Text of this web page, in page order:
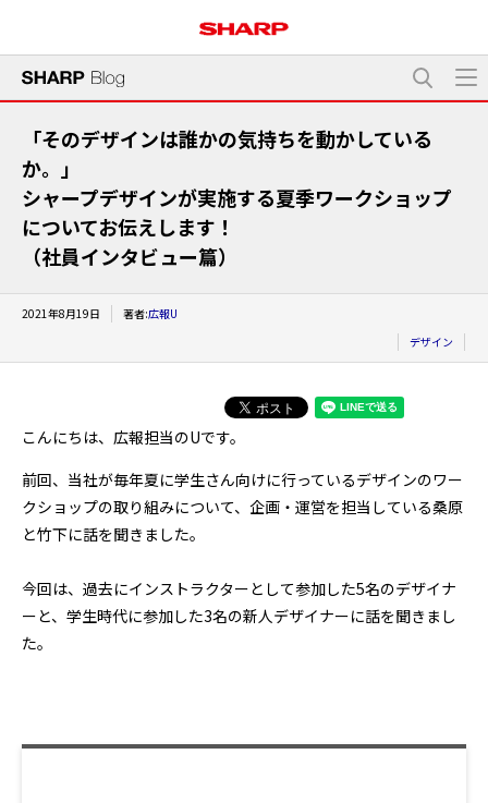
「そのデザインは誰かの気持ちを動かしている
か。」
シャープデザインが実施する夏季ワークショップ
についてお伝えします！
（社員インタビュー篇）
2021年8月19日 著者:広報U
デザイン
こんにちは、広報担当のUです。
前回、当社が毎年夏に学生さん向けに行っているデザインのワー
クショップの取り組みについて、企画・運営を担当している桑原
と竹下に話を聞きました。
今回は、過去にインストラクターとして参加した5名のデザイナ
ーと、学生時代に参加した3名の新人デザイナーに話を聞きまし
た。